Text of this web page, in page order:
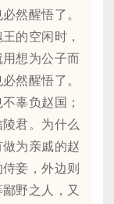
然醒悟了。
的空闲时，
想为公子而
然醒悟了。
辜负赵国；
君。为什么
为亲戚的赵
妾，外边则
野之人，又